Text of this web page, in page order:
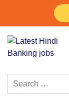
content
Search